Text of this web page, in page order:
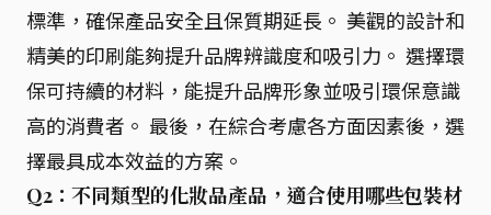
標準，確保產品安全且保質期延長。 美觀的設計和
精美的印刷能夠提升品牌辨識度和吸引力。 選擇環
保可持續的材料，能提升品牌形象並吸引環保意識
高的消費者。 最後，在綜合考慮各方面因素後，選
擇最具成本效益的方案。
Q2：不同類型的化妝品產品，適合使用哪些包裝材